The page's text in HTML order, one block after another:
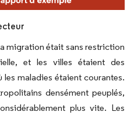
migration était sans restriction
et les villes étaient des
les maladies étaient courantes.
densément peuplés,
plus vite. Les